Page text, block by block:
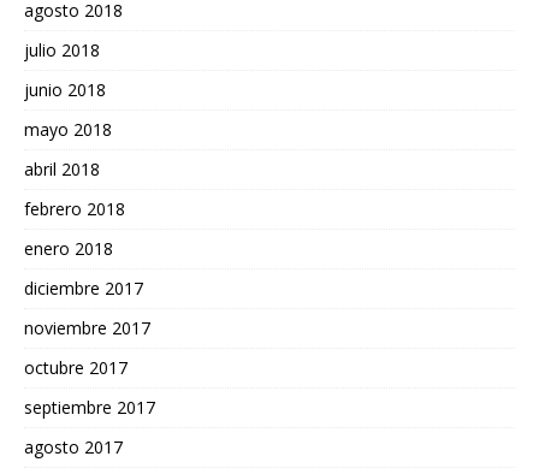
agosto 2018
julio 2018
junio 2018
mayo 2018
abril 2018
febrero 2018
enero 2018
diciembre 2017
noviembre 2017
octubre 2017
septiembre 2017
agosto 2017